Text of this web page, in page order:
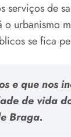
serviços de
urbanismo
se fica
e que nos
de vida
Braga.